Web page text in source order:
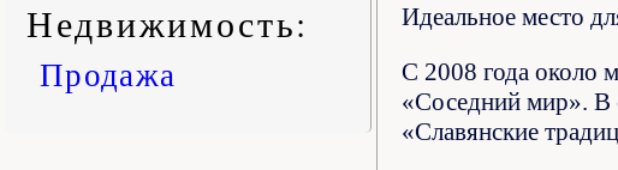
Недвижимость:
Продажа
Идеальное место
С 2008 года около
«Соседний мир». В
«Славянские